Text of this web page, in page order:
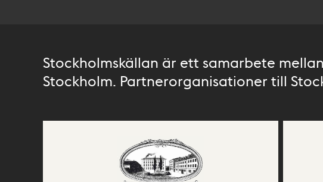
Stockholmskällan är ett samarbete
Stockholm. Partnerorganisationer till